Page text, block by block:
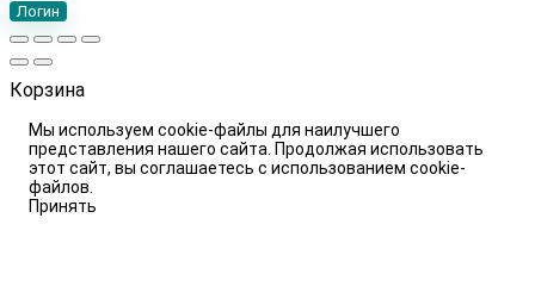
Логин
Корзина
Мы используем cookie-файлы для наилучшего
представления нашего сайта. Продолжая использовать
этот сайт, вы соглашаетесь с использованием cookie-
файлов.
Принять